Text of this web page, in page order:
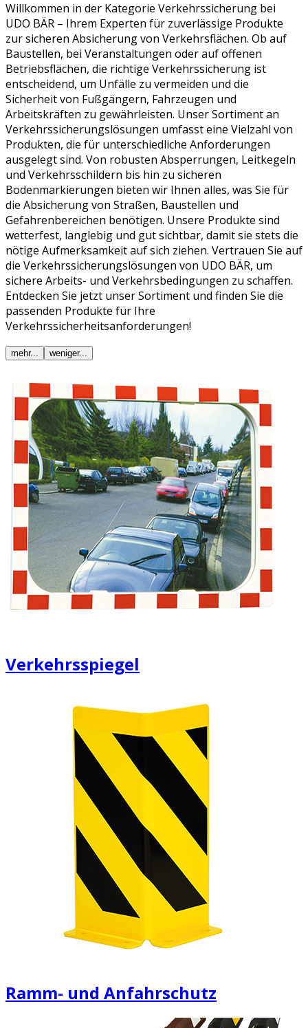
Willkommen in der Kategorie Verkehrssicherung bei
UDO BÄR – Ihrem Experten für zuverlässige Produkte
zur sicheren Absicherung von Verkehrsflächen. Ob auf
Baustellen, bei Veranstaltungen oder auf offenen
Betriebsflächen, die richtige Verkehrssicherung ist
entscheidend, um Unfälle zu vermeiden und die
Sicherheit von Fußgängern, Fahrzeugen und
Arbeitskräften zu gewährleisten. Unser Sortiment an
Verkehrssicherungslösungen umfasst eine Vielzahl von
Produkten, die für unterschiedliche Anforderungen
ausgelegt sind. Von robusten Absperrungen, Leitkegeln
und Verkehrsschildern bis hin zu sicheren
Bodenmarkierungen bieten wir Ihnen alles, was Sie für
die Absicherung von Straßen, Baustellen und
Gefahrenbereichen benötigen. Unsere Produkte sind
wetterfest, langlebig und gut sichtbar, damit sie stets die
nötige Aufmerksamkeit auf sich ziehen. Vertrauen Sie auf
die Verkehrssicherungslösungen von UDO BÄR, um
sichere Arbeits- und Verkehrsbedingungen zu schaffen.
Entdecken Sie jetzt unser Sortiment und finden Sie die
passenden Produkte für Ihre
Verkehrssicherheitsanforderungen!
mehr... weniger...
Verkehrsspiegel
Ramm- und Anfahrschutz